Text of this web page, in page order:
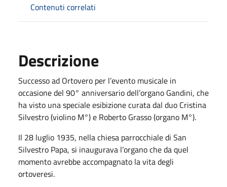
Contenuti correlati
Descrizione
Successo ad Ortovero per l’evento musicale in
occasione del 90° anniversario dell’organo Gandini, che
ha visto una speciale esibizione curata dal duo Cristina
Silvestro (violino M°) e Roberto Grasso (organo M°).
Il 28 luglio 1935, nella chiesa parrocchiale di San
Silvestro Papa, si inaugurava l’organo che da quel
momento avrebbe accompagnato la vita degli
ortoveresi.